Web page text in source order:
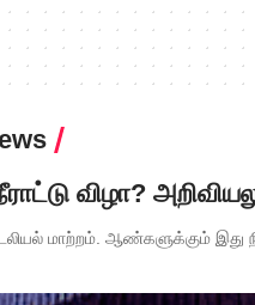
விழா?
மாற்றம். ஆண்களுக்கும் இது